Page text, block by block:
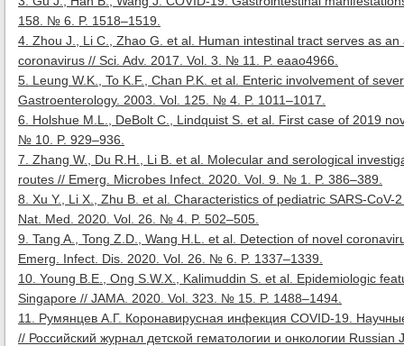
158. № 6. P. 1518–1519.
4. Zhou J., Li C., Zhao G. et al. Human intestinal tract serves as
coronavirus // Sci. Adv. 2017. Vol. 3. № 11. P. eaao4966.
5. Leung W.K., To K.F., Chan P.K. et al. Enteric involvement of
Gastroenterology. 2003. Vol. 125. № 4. P. 1011–1017.
6. Holshue M.L., DeBolt C., Lindquist S. et al. First case of 2019
№ 10. P. 929–936.
7. Zhang W., Du R.H., Li B. et al. Molecular and serological
routes // Emerg. Microbes Infect. 2020. Vol. 9. № 1. P. 386–389.
8. Xu Y., Li X., Zhu B. et al. Characteristics of pediatric SARS-
Nat. Med. 2020. Vol. 26. № 4. P. 502–505.
9. Tang A., Tong Z.D., Wang H.L. et al. Detection of novel
Emerg. Infect. Dis. 2020. Vol. 26. № 6. P. 1337–1339.
10. Young B.E., Ong S.W.X., Kalimuddin S. et al. Epidemiologic
Singapore // JAMA. 2020. Vol. 323. № 15. P. 1488–1494.
11. Румянцев А.Г. Коронавирусная инфекция COVID-19.
// Российский журнал детской гематологии и онкологии